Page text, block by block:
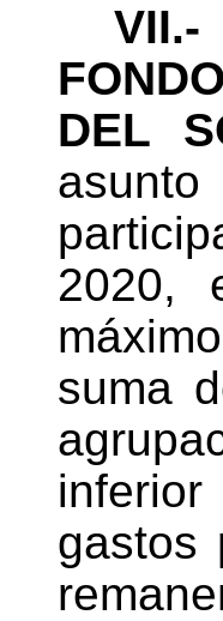
DEL
2020,
suma
gastos